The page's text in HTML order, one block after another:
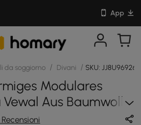
App
da soggiorno / Divani / SKU: JJ8U96926F
Modulares
Aus Baumwolle
Chaiselongue Und
Recensioni